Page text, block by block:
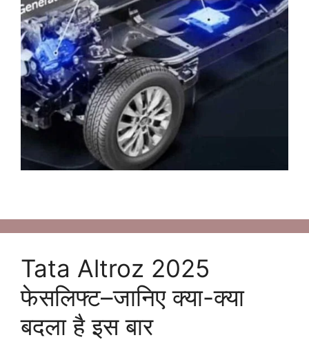
Tata Altroz 2025
फेसलिफ्ट–जानिए क्या-क्या
बदला है इस बार